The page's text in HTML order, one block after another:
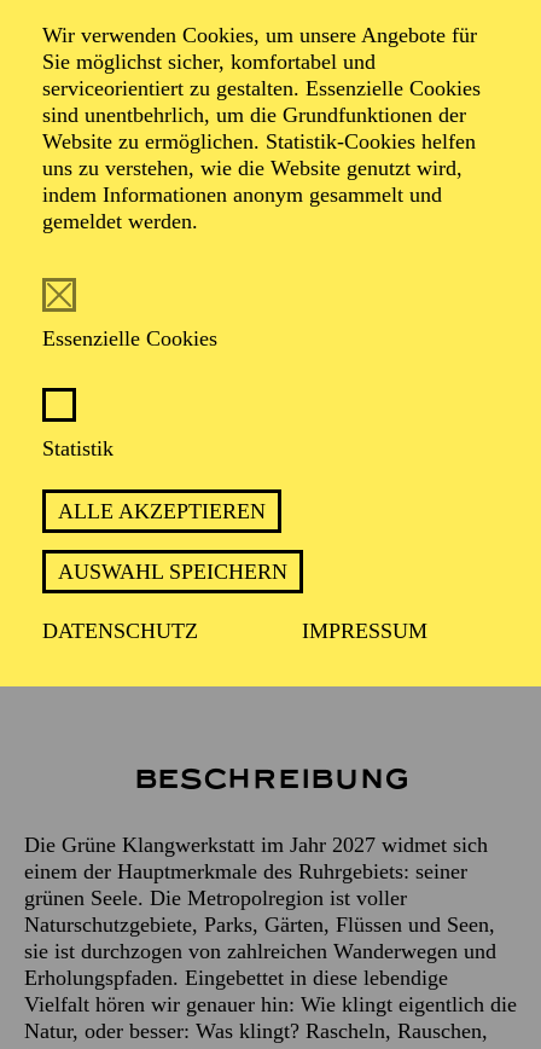
Wir verwenden Cookies, um unsere Angebote für
Sie möglichst sicher, komfortabel und
serviceorientiert zu gestalten. Essenzielle Cookies
sind unentbehrlich, um die Grundfunktionen der
Website zu ermöglichen. Statistik-Cookies helfen
uns zu verstehen, wie die Website genutzt wird,
indem Informationen anonym gesammelt und
gemeldet werden.
Essenzielle Cookies
Statistik
ALLE AKZEPTIEREN
AUSWAHL SPEICHERN
DATENSCHUTZ IMPRESSUM
Gartenausstellung 2027
TICKETS
Für Kinder ab 6 Jahren
Leitung
Beschreibung
Die Grüne Klangwerkstatt im Jahr 2027 widmet sich
einem der Hauptmerkmale des Ruhrgebiets: seiner
grünen Seele. Die Metropolregion ist voller
Naturschutzgebiete, Parks, Gärten, Flüssen und Seen,
sie ist durchzogen von zahlreichen Wanderwegen und
Erholungspfaden. Eingebettet in diese lebendige
Vielfalt hören wir genauer hin: Wie klingt eigentlich die
Natur, oder besser: Was klingt? Rascheln, Rauschen,